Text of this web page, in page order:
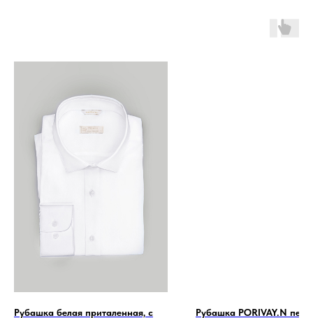
Рубашка белая приталенная, с Рубашка PORIVAY.N